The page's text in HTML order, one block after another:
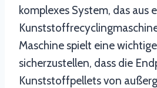
komplexes System, das aus
Maschine spielt eine
sicherzustellen, dass die
Kunststoffpellets von